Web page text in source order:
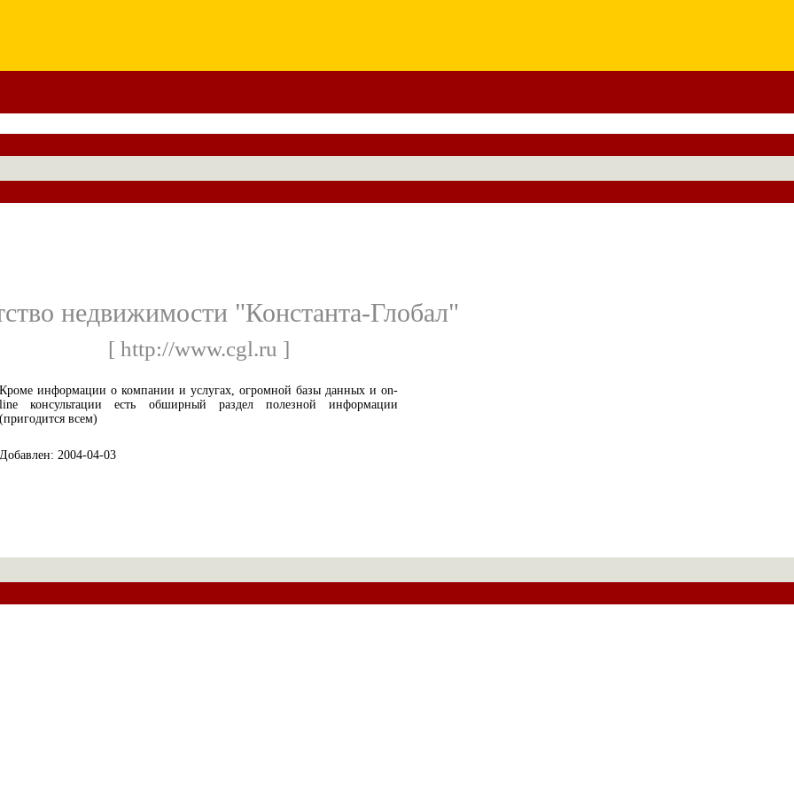
недвижимости "Константа-Глобал"
[ http://www.cgl.ru ]
Кроме информации о компании и услугах, огромной базы данных и on-
line консультации есть обширный раздел полезной информации
(пригодится всем)
Добавлен: 2004-04-03